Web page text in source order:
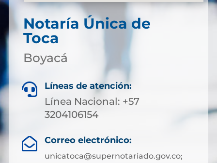
Notaría Única de
Toca
Boyacá
 Líneas de atención:
Línea Nacional: +57
3204106154
 Correo electrónico:
unicatoca@supernotariado.gov.co;